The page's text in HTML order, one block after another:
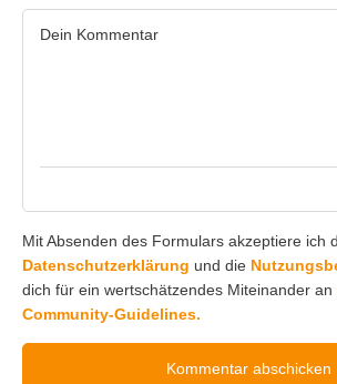
Mit Absenden des Formulars akzeptiere ich
Datenschutzerklärung und die
dich für ein wertschätzendes Miteinander an
Community-Guidelines.